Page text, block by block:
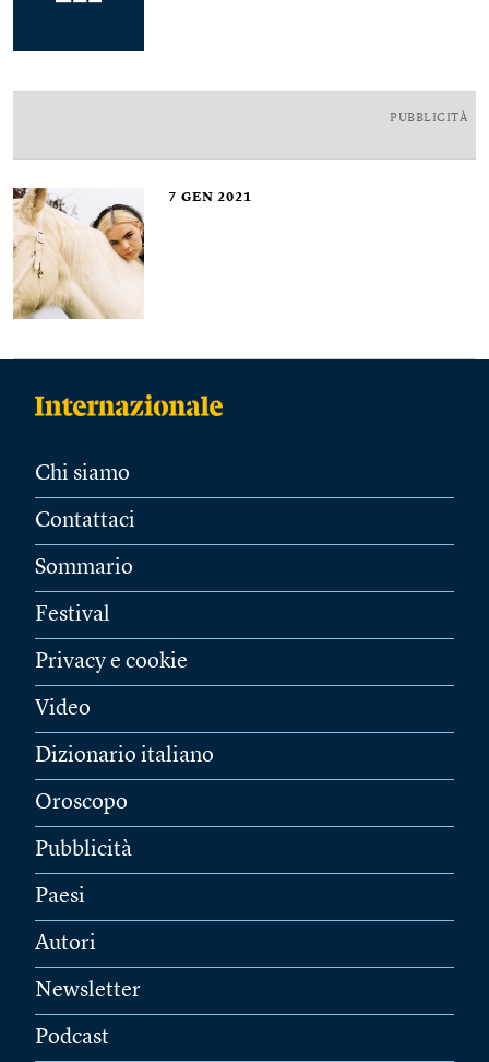
PUBBLICITÀ
7 GEN 2021
Chi siamo
Contattaci
Sommario
Festival
Privacy e cookie
Video
Dizionario italiano
Oroscopo
Pubblicità
Paesi
Autori
Newsletter
Podcast